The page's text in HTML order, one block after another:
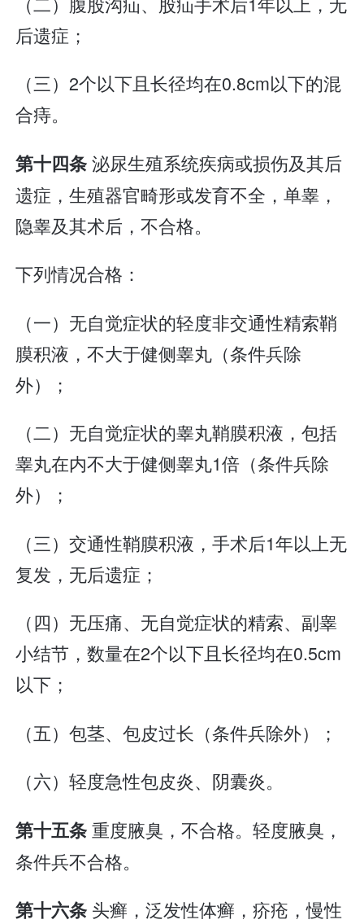
后遗症；
（三）2个以下且长径均在0.8cm以下的混
合痔。
第十四条泌尿生殖系统疾病或损伤及其后
遗症，生殖器官畸形或发育不全，单睾，
隐睾及其术后，不合格。
下列情况合格：
（一）无自觉症状的轻度非交通性精索鞘
膜积液，不大于健侧睾丸（条件兵除
外）；
（二）无自觉症状的睾丸鞘膜积液，包括
睾丸在内不大于健侧睾丸1倍（条件兵除
外）；
（三）交通性鞘膜积液，手术后1年以上无
复发，无后遗症；
（四）无压痛、无自觉症状的精索、副睾
小结节，数量在2个以下且长径均在0.5cm
以下；
（五）包茎、包皮过长（条件兵除外）；
（六）轻度急性包皮炎、阴囊炎。
第十五条重度腋臭，不合格。轻度腋臭，
条件兵不合格。
第十六条 头癣，泛发性体癣，疥疮，慢性